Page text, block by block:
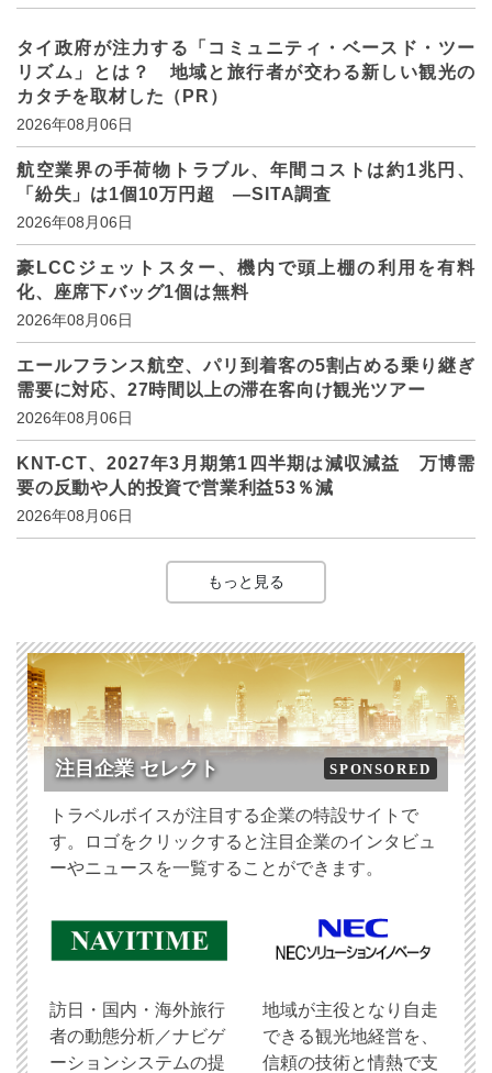
タイ政府が注力する「コミュニティ・ベースド・ツー
リズム」とは？ 地域と旅行者が交わる新しい観光の
カタチを取材した（PR）
2026年08月06日
航空業界の手荷物トラブル、年間コストは約1兆円、
「紛失」は1個10万円超 ―SITA調査
2026年08月06日
豪LCCジェットスター、機内で頭上棚の利用を有料
化、座席下バッグ1個は無料
2026年08月06日
エールフランス航空、パリ到着客の5割占める乗り継ぎ
需要に対応、27時間以上の滞在客向け観光ツアー
2026年08月06日
KNT-CT、2027年3月期第1四半期は減収減益 万博需
要の反動や人的投資で営業利益53％減
2026年08月06日
もっと見る
注目企業 セレクト SPONSORED
トラベルボイスが注目する企業の特設サイトで
す。ロゴをクリックすると注目企業のインタビュ
ーやニュースを一覧することができます。
訪日・国内・海外旅行
者の動態分析／ナビゲ
ーションシステムの提
地域が主役となり自走
できる観光地経営を、
信頼の技術と情熱で支